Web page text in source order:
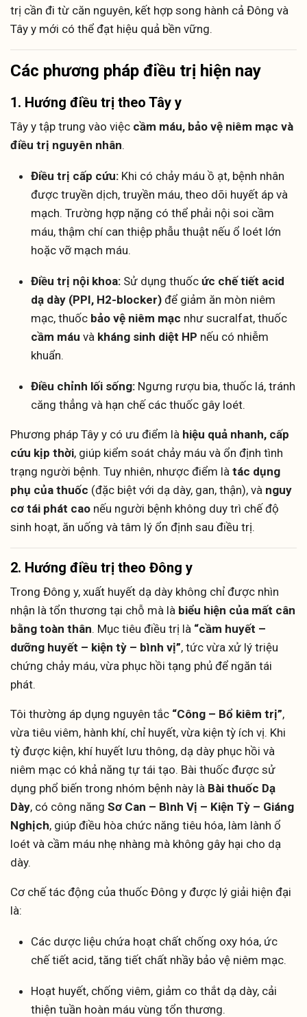
trị cần đi từ căn nguyên, kết hợp song hành cả Đông và
Tây y mới có thể đạt hiệu quả bền vững.
Các phương pháp điều trị hiện nay
1. Hướng điều trị theo Tây y
Tây y tập trung vào việc cầm máu, bảo vệ niêm mạc và
điều trị nguyên nhân.
Điều trị cấp cứu: Khi có chảy máu ồ ạt, bệnh nhân
được truyền dịch, truyền máu, theo dõi huyết áp và
mạch. Trường hợp nặng có thể phải nội soi cầm
máu, thậm chí can thiệp phẫu thuật nếu ổ loét lớn
hoặc vỡ mạch máu.
Điều trị nội khoa: Sử dụng thuốc ức chế tiết acid
dạ dày (PPI, H2-blocker) để giảm ăn mòn niêm
mạc, thuốc bảo vệ niêm mạc như sucralfat, thuốc
cầm máu và kháng sinh diệt HP nếu có nhiễm
khuẩn.
Điều chỉnh lối sống: Ngưng rượu bia, thuốc lá, tránh
căng thẳng và hạn chế các thuốc gây loét.
Phương pháp Tây y có ưu điểm là hiệu quả nhanh, cấp
cứu kịp thời, giúp kiểm soát chảy máu và ổn định tình
trạng người bệnh. Tuy nhiên, nhược điểm là tác dụng
phụ của thuốc (đặc biệt với dạ dày, gan, thận), và nguy
cơ tái phát cao nếu người bệnh không duy trì chế độ
sinh hoạt, ăn uống và tâm lý ổn định sau điều trị.
2. Hướng điều trị theo Đông y
Trong Đông y, xuất huyết dạ dày không chỉ được nhìn
nhận là tổn thương tại chỗ mà là biểu hiện của mất cân
bằng toàn thân. Mục tiêu điều trị là “cầm huyết –
dưỡng huyết – kiện tỳ – bình vị”, tức vừa xử lý triệu
chứng chảy máu, vừa phục hồi tạng phủ để ngăn tái
phát.
Tôi thường áp dụng nguyên tắc “Công – Bổ kiêm trị”,
vừa tiêu viêm, hành khí, chỉ huyết, vừa kiện tỳ ích vị. Khi
tỳ được kiện, khí huyết lưu thông, dạ dày phục hồi và
niêm mạc có khả năng tự tái tạo. Bài thuốc được sử
dụng phổ biến trong nhóm bệnh này là Bài thuốc Dạ
Dày, có công năng Sơ Can – Bình Vị – Kiện Tỳ – Giáng
Nghịch, giúp điều hòa chức năng tiêu hóa, làm lành ổ
loét và cầm máu nhẹ nhàng mà không gây hại cho dạ
dày.
Cơ chế tác động của thuốc Đông y được lý giải hiện đại
là:
Các dược liệu chứa hoạt chất chống oxy hóa, ức
chế tiết acid, tăng tiết chất nhầy bảo vệ niêm mạc.
Hoạt huyết, chống viêm, giảm co thắt dạ dày, cải
thiện tuần hoàn máu vùng tổn thương.